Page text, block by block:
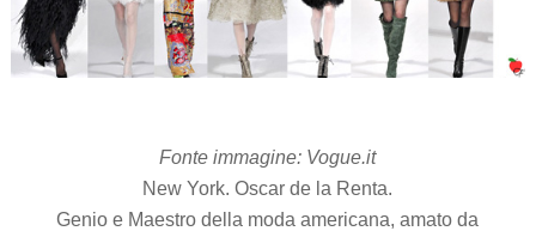
Fonte immagine: Vogue.it
New York. Oscar de la Renta.
Genio e Maestro della moda americana, amato da